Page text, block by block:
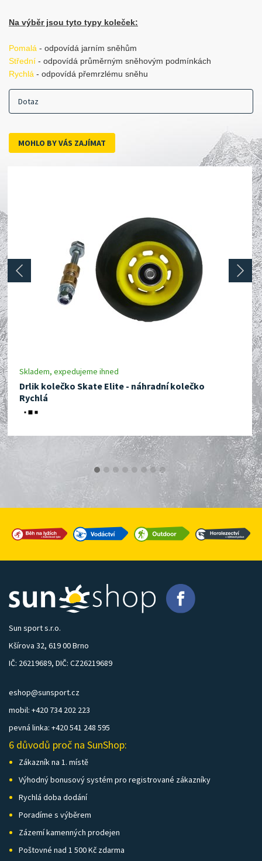
Na výběr jsou tyto typy koleček:
Pomalá - odpovídá jarním sněhům
Střední - odpovídá průměrným sněhovým podmínkách
Rychlá - odpovídá přemrzlému sněhu
Dotaz
MOHLO BY VÁS ZAJÍMAT
Skladem, expedujeme ihned
Drlik kolečko Skate Elite - náhradní kolečko
Rychlá
prev next
Sun sport s.r.o.
Kšírova 32, 619 00 Brno
IČ: 26219689, DIČ: CZ26219689
eshop@sunsport.cz
mobil: +420 734 202 223
pevná linka: +420 541 248 595
6 důvodů proč na SunShop:
Zákazník na 1. místě
Výhodný bonusový systém pro registrované zákazníky
Rychlá doba dodání
Poradíme s výběrem
Zázemí kamenných prodejen
Poštovné nad 1 500 Kč zdarma